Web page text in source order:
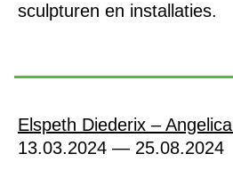
sculpturen en installaties.
Elspeth Diederix –
13.03.2024 — 25.08.2024